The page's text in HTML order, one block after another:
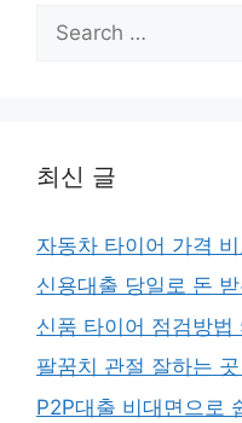
for:
최신 글
자동차 타이어 가격
신용대출 당일로 돈
신품 타이어 점검방법
팔꿈치 관절 잘하는
P2P대출 비대면으로